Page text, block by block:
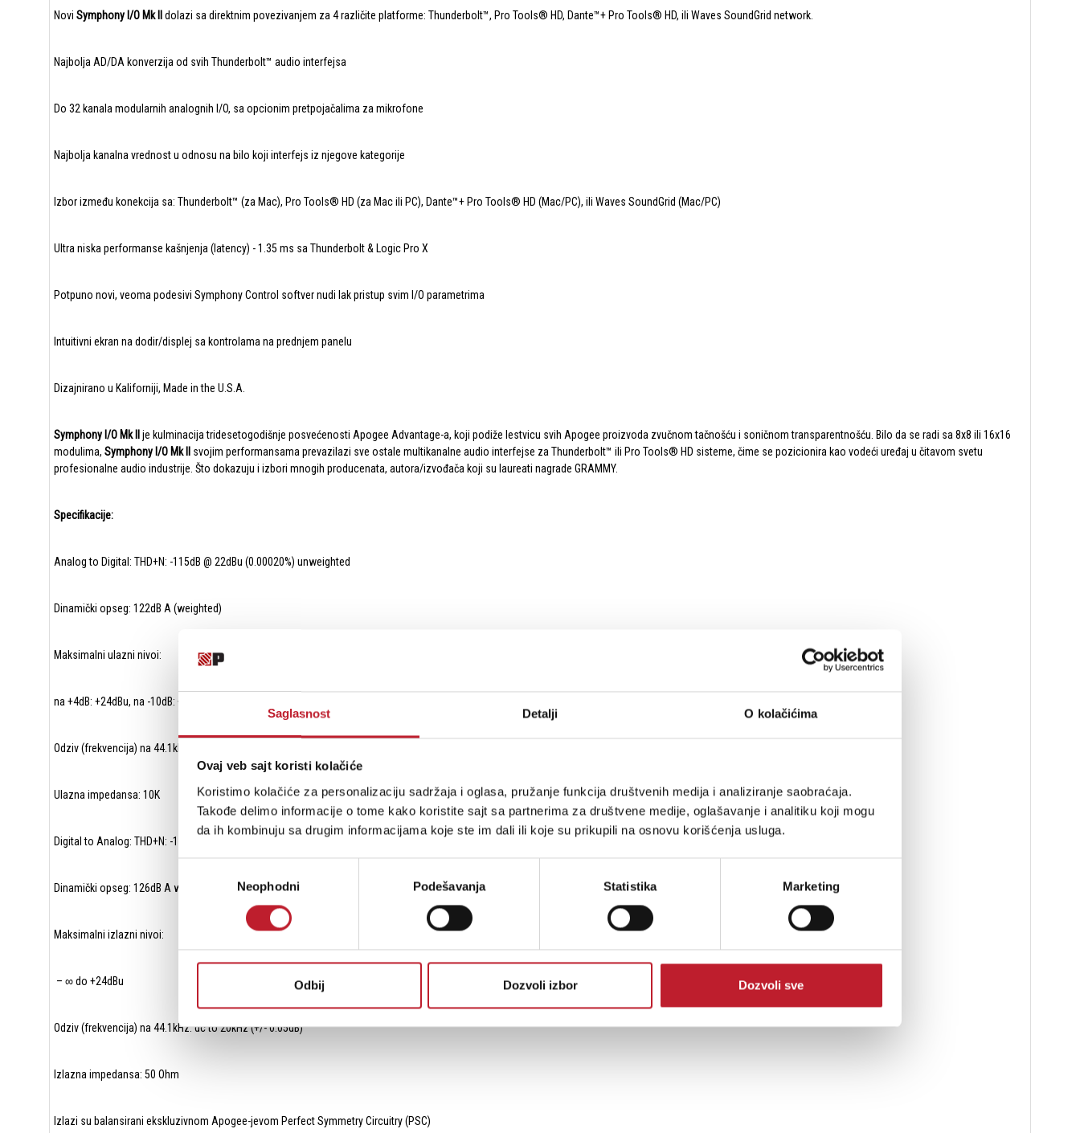
Saglasnost Detalji O kolačićima
Ovaj veb sajt koristi kolačiće
Koristimo kolačiće za personalizaciju sadržaja i oglasa, pružanje funkcija društvenih medija i analiziranje saobraćaja.
Takođe delimo informacije o tome kako koristite sajt sa partnerima za društvene medije, oglašavanje i analitiku koji mogu
da ih kombinuju sa drugim informacijama koje ste im dali ili koje su prikupili na osnovu korišćenja usluga.
сагласностиNeophodni Podešavanja Statistika Marketing
Odbij Dozvoli izbor Dozvoli sve
Novi Symphony I/O MkII dolazi sa direktnim povezivanjem za 4 različite platforme: Thunderbolt™, Pro Tools® HD, Dante™+ Pro Tools® HD, ili Waves SoundGrid network.
Najbolja AD/DA konverzija od svih Thunderbolt™ audio interfejsa
Do 32 kanala modularnih analognih I/O, sa opcionim pretpojačalima za mikrofone
Najbolja kanalna vrednost u odnosu na bilo koji interfejs iz njegove kategorije
Izbor između konekcija sa: Thunderbolt™ (za Mac), Pro Tools® HD (za Mac ili PC), Dante™+ Pro Tools® HD (Mac/PC), ili Waves SoundGrid (Mac/PC)
Ultra niska performanse kašnjenja (latency) - 1.35 ms sa Thunderbolt & Logic Pro X
Potpuno novi, veoma podesivi Symphony Control softver nudi lak pristup svim I/O parametrima
Intuitivni ekran na dodir/displej sa kontrolama na prednjem panelu
Dizajnirano u Kaliforniji, Made in the U.S.A.
Symphony I/O MkII je kulminacija tridesetogodišnje posvećenosti Apogee Advantage-a, koji podiže lestvicu svih Apogee proizvoda zvučnom tačnošću i soničnom transparentnošću. Bilo da se radi sa 8x8 ili 16x16
modulima, Symphony I/O MkII svojim performansama prevazilazi sve ostale multikanalne audio interfejse za Thunderbolt™ ili Pro Tools® HD sisteme, čime se pozicionira kao vodeći uređaj u čitavom svetu
profesionalne audio industrije. Što dokazuju i izbori mnogih producenata, autora/izvođača koji su laureati nagrade GRAMMY.
Specifikacije:
Analog to Digital: THD+N: -115dB @ 22dBu (0.00020%) unweighted
Dinamički opseg: 122dB A (weighted)
Maksimalni ulazni nivoi:
na +4dB: +24dBu, na -10dB: +6dBV
Odziv (frekvencija) na 44.1kHz: 1-20,000 Hz (+/- 0.05dB)
Ulazna impedansa: 10K
Digital to Analog: THD+N: -119dB @ 21dBu (0.00014%) unweighted
Dinamički opseg: 126dB A weighted
Maksimalni izlazni nivoi:
– ∞ do +24dBu
Odziv (frekvencija) na 44.1kHz: dc to 20kHz (+/- 0.05dB)
Izlazna impedansa: 50 Ohm
Izlazi su balansirani ekskluzivnom Apogee-jevom Perfect Symmetry Circuitry (PSC)